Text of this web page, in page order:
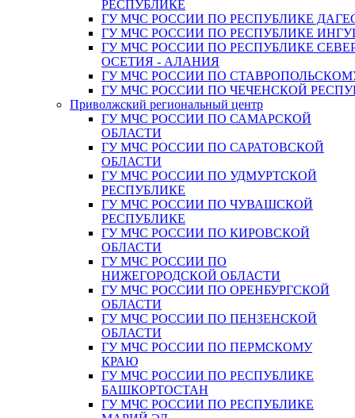
РЕСПУБЛИКЕ
ГУ МЧС РОССИИ ПО РЕСПУБЛИКЕ
ГУ МЧС РОССИИ ПО РЕСПУБЛИКЕ
ГУ МЧС РОССИИ ПО РЕСПУБЛИКЕ
ОСЕТИЯ - АЛАНИЯ
ГУ МЧС РОССИИ ПО
ГУ МЧС РОССИИ ПО ЧЕЧЕНСКОЙ
Приволжский региональный центр
ГУ МЧС РОССИИ ПО САМАРСКОЙ
ОБЛАСТИ
ГУ МЧС РОССИИ ПО САРАТОВСКОЙ
ОБЛАСТИ
ГУ МЧС РОССИИ ПО УДМУРТСКОЙ
РЕСПУБЛИКЕ
ГУ МЧС РОССИИ ПО ЧУВАШСКОЙ
РЕСПУБЛИКЕ
ГУ МЧС РОССИИ ПО КИРОВСКОЙ
ОБЛАСТИ
ГУ МЧС РОССИИ ПО
НИЖЕГОРОДСКОЙ ОБЛАСТИ
ГУ МЧС РОССИИ ПО ОРЕНБУРГСКОЙ
ОБЛАСТИ
ГУ МЧС РОССИИ ПО ПЕНЗЕНСКОЙ
ОБЛАСТИ
ГУ МЧС РОССИИ ПО ПЕРМСКОМУ
КРАЮ
ГУ МЧС РОССИИ ПО РЕСПУБЛИКЕ
БАШКОРТОСТАН
ГУ МЧС РОССИИ ПО РЕСПУБЛИКЕ